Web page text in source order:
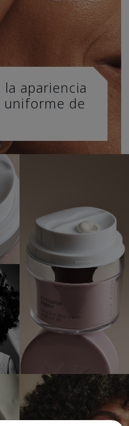
la apariencia
de